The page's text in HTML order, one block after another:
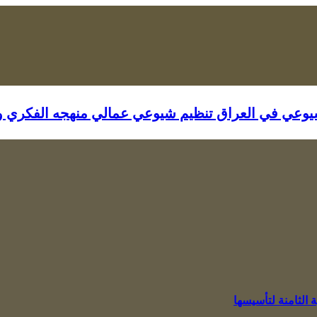
في العراق تنظيم شيوعي عمالي منهجه
لتأسيسها